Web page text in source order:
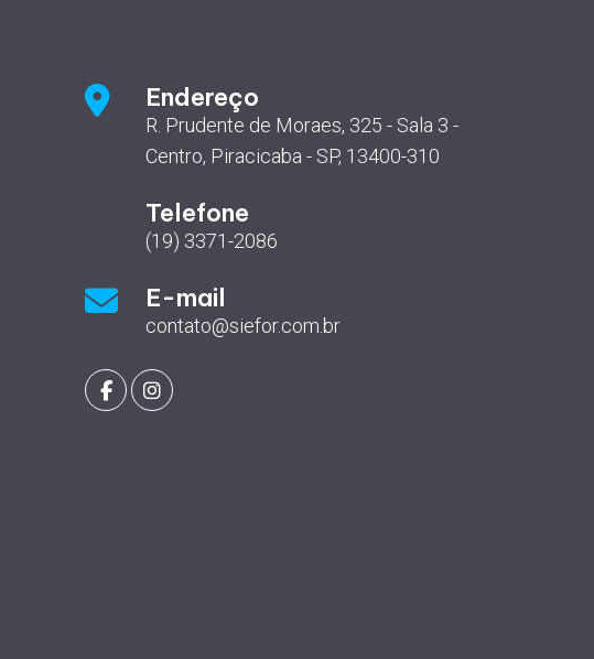
Endereço
R. Prudente de Moraes, 325 - Sala 3 -
Centro, Piracicaba - SP, 13400-310
Telefone
(19) 3371-2086
E-mail
contato@siefor.com.br